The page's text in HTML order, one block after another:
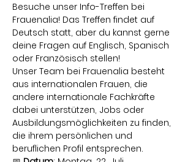
Besuche unser Info-Treffen bei
Frauenalia! Das Treffen findet auf
Deutsch statt, aber du kannst gerne
deine Fragen auf Englisch, Spanisch
oder Französisch stellen!
Unser Team bei Frauenalia besteht
aus internationalen Frauen, die
andere internationale Fachkräfte
dabei unterstützen, Jobs oder
Ausbildungsmöglichkeiten zu finden,
die ihrem persönlichen und
beruflichen Profil entsprechen.